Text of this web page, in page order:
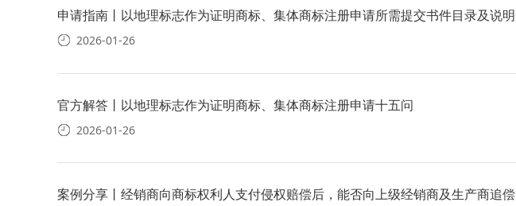
申请指南丨以地理标志作为证明商标、集体商标注册申请所需提交书件目录及说明
2026-01-26
官方解答丨以地理标志作为证明商标、集体商标注册申请十五问
2026-01-26
案例分享丨经销商向商标权利人支付侵权赔偿后，能否向上级经销商及生产商追偿